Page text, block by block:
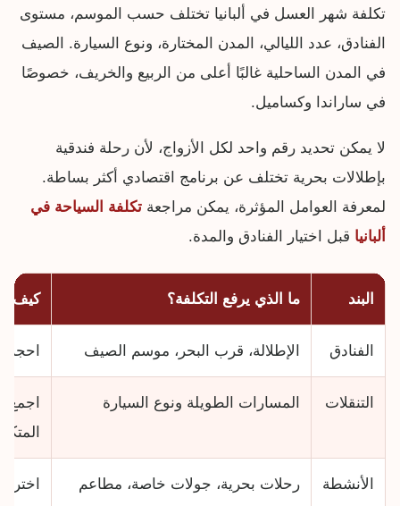
تكلفة شهر العسل في ألبانيا تختلف حسب الموسم، مستوى
الفنادق، عدد الليالي، المدن المختارة، ونوع السيارة. الصيف
في المدن الساحلية غالبًا أعلى من الربيع والخريف، خصوصًا
في ساراندا وكساميل.
لا يمكن تحديد رقم واحد لكل الأزواج، لأن رحلة فندقية
بإطلالات بحرية تختلف عن برنامج اقتصادي أكثر بساطة.
لمعرفة العوامل المؤثرة، يمكن مراجعة تكلفة السياحة في
ألبانيا قبل اختيار الفنادق والمدة.
البند ما الذي يرفع التكلفة؟ كيف
الفنادق الإطلالة، قرب البحر، موسم الصيف احجز
التنقلات المسارات الطويلة ونوع السيارة
الأنشطة
رحلات بحرية، جولات خاصة، مطاعم
اختر